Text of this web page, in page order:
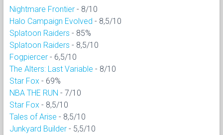
Nightmare Frontier - 8/10
Halo Campaign Evolved - 8,5/10
Splatoon Raiders - 85%
Splatoon Raiders - 8,5/10
Fogpiercer - 6,5/10
The Alters: Last Variable - 8/10
Star Fox - 69%
NBA THE RUN - 7/10
Star Fox - 8,5/10
Tales of Arise - 8,5/10
Junkyard Builder - 5,5/10